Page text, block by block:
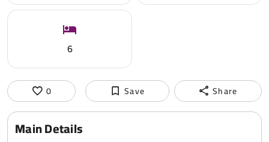
6
0 Save Share
Main Details